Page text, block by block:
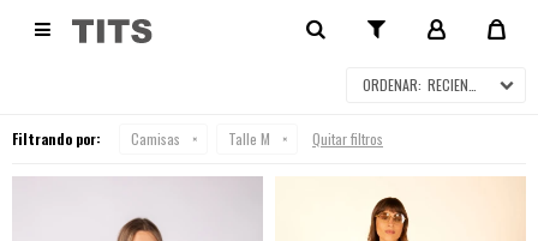
 CAMISAS
RECIENTES
Filtrando por: Camisas Talle M Quitar filtros